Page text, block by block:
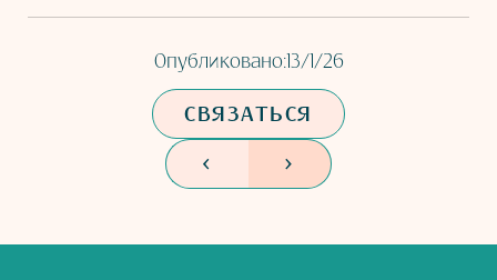
Опубликовано:13/1/26
СВЯЗАТЬСЯ
< >